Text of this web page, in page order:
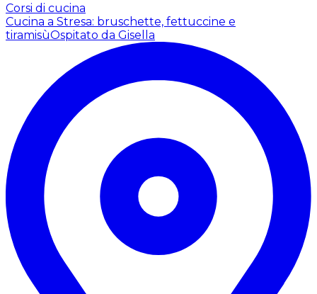
Corsi di cucina
Cucina a Stresa: bruschette, fettuccine e
tiramisùOspitato da Gisella